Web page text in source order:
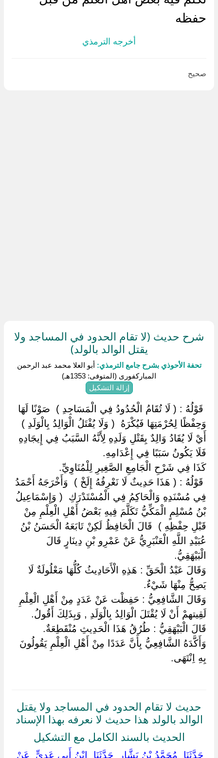
حفظه
أخرجه الترمذي
صحيح
شرح حديث (لا تقام الحدود في المساجد ولا
يقتل الوالد بالولد)
تحفة الأحوذي بشرح جامع الترمذي: أبو العلا محمد عبد الرحمن
المباركفورى (المتوفى: 1353هـ)
إزالة التشكيل
‏ ‏قَوْلُهُ : ( لَا تُقَامُ الْحُدُودُ فِي الْمَسَاجِدِ ) ‏ ‏صَوْنًا لَهَا
وَحِفْظًا لِحُرْمَتِهَا فَيُكْرَهُ ‏ ‏( وَلَا يُقْتَلُ الْوَالِدُ بِالْوَلَدِ ) ‏
‏أَيْ لَا يُقَادُ وَالِدٌ بِقَتْلِ وَلَدِهِ لِأَنَّهُ السَّبَبُ فِي إِيجَادِهِ
فَلَا يَكُونُ سَبَبًا فِي إِعْدَامِهِ.
كَذَا فِي شَرْحِ الْجَامِعِ الصَّغِيرِ لِلْمُنَاوِيِّ.
‏ ‏قَوْلُهُ : ( هَذَا حَدِيثٌ لَا نَعْرِفُهُ إِلَخْ ) ‏ ‏وَأَخْرَجَهُ أَحْمَدُ
فِي مُسْنَدِهِ وَالْحَاكِمُ فِي الْمُسْتَدْرَكِ ‏ ‏( وَإِسْمَاعِيلُ
بْنُ مُسْلِمٍ الْمَكِّيُّ تَكَلَّمَ فِيهِ بَعْضُ أَهْلِ الْعِلْمِ مِنْ
قَبْلِ حِفْظِهِ ) ‏ ‏قَالَ الْحَافِظُ لَكِنْ تَابَعَهُ الْحَسَنُ بْنُ
عُبَيْدِ اللَّهِ الْعَنْبَرِيُّ عَنْ عَمْرِو بْنِ دِينَارٍ قَالَ
الْبَيْهَقِيُّ.
وَقَالَ عَبْدُ الْحَقِّ : هَذِهِ الْأَحَادِيثُ كُلُّهَا مَعْلُولَةٌ لَا
يَصِحُّ مِنْهَا شَيْءٌ.
وَقَالَ الشَّافِعِيُّ : حَفِظْت عَنْ عَدَدٍ مِنْ أَهْلِ الْعِلْمِ
لَقِيتهمْ أَنْ لَا يُقْتَلَ الْوَالِدُ بِالْوَلَدِ , وَبِذَلِكَ أَقُولُ.
قَالَ الْبَيْهَقِيُّ : طُرُقُ هَذَا الْحَدِيثِ مُنْقَطِعَةٌ.
وَأَكَّدَهُ الشَّافِعِيُّ بِأَنَّ عَدَدًا مِنْ أَهْلِ الْعِلْمِ يَقُولُونَ
بِهِ اِنْتَهَى.
حديث لا تقام الحدود في المساجد ولا يقتل
الوالد بالولد هذا حديث لا نعرفه بهذا الإسناد
الحديث بالسند الكامل مع التشكيل
‏ ‏حَدَّثَنَا ‏ ‏مُحَمَّدُ بْنُ بَشَّارٍ ‏ ‏حَدَّثَنَا ‏ ‏ابْنُ أَبِي عَدِيٍّ ‏ ‏عَنْ ‏